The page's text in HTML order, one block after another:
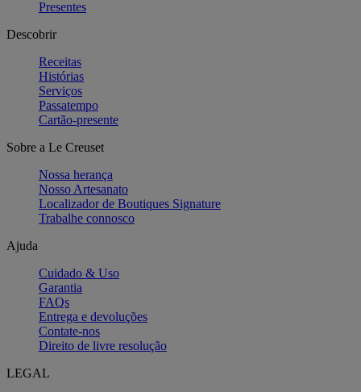
Presentes
Descobrir
Receitas
Histórias
Serviços
Passatempo
Cartão-presente
Sobre a Le Creuset
Nossa herança
Nosso Artesanato
Localizador de Boutiques Signature
Trabalhe connosco
Ajuda
Cuidado & Uso
Garantia
FAQs
Entrega e devoluções
Contate-nos
Direito de livre resolução
LEGAL